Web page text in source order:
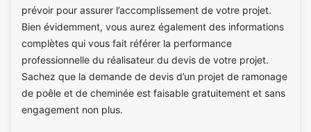
prévoir pour assurer l’accomplissement de votre projet.
Bien évidemment, vous aurez également des informations
complètes qui vous fait référer la performance
professionnelle du réalisateur du devis de votre projet.
Sachez que la demande de devis d’un projet de ramonage
de poêle et de cheminée est faisable gratuitement et sans
engagement non plus.